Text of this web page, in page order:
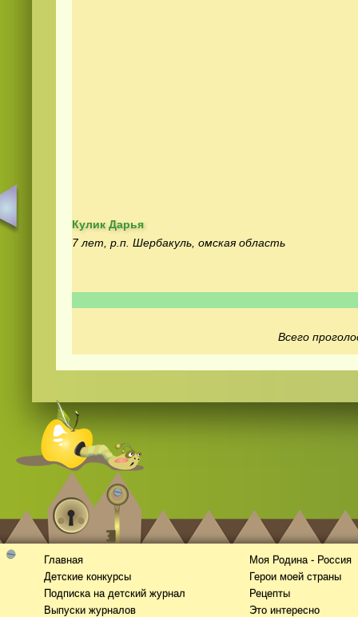
Кулик Дарья
7 лет, р.п. Шербакуль, омская область
Всего
Главная
Детские конкурсы
Подписка на детский журнал
Выпуски журналов
Моя Родина - Россия
Герои моей страны
Рецепты
Это интересно
Смотретьвидеоонлайн